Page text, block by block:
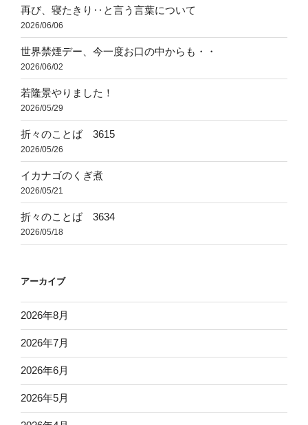
再び、寝たきり‥と言う言葉について
2026/06/06
世界禁煙デー、今一度お口の中からも・・
2026/06/02
若隆景やりました！
2026/05/29
折々のことば 3615
2026/05/26
イカナゴのくぎ煮
2026/05/21
折々のことば 3634
2026/05/18
アーカイブ
2026年8月
2026年7月
2026年6月
2026年5月